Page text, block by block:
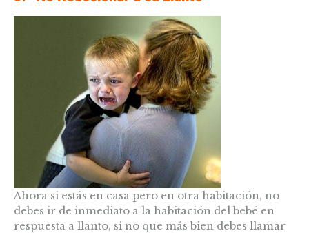
Ahora si estás en casa pero en otra habitación, no
debes ir de inmediato a la habitación del bebé en
respuesta a llanto, si no que más bien debes llamar